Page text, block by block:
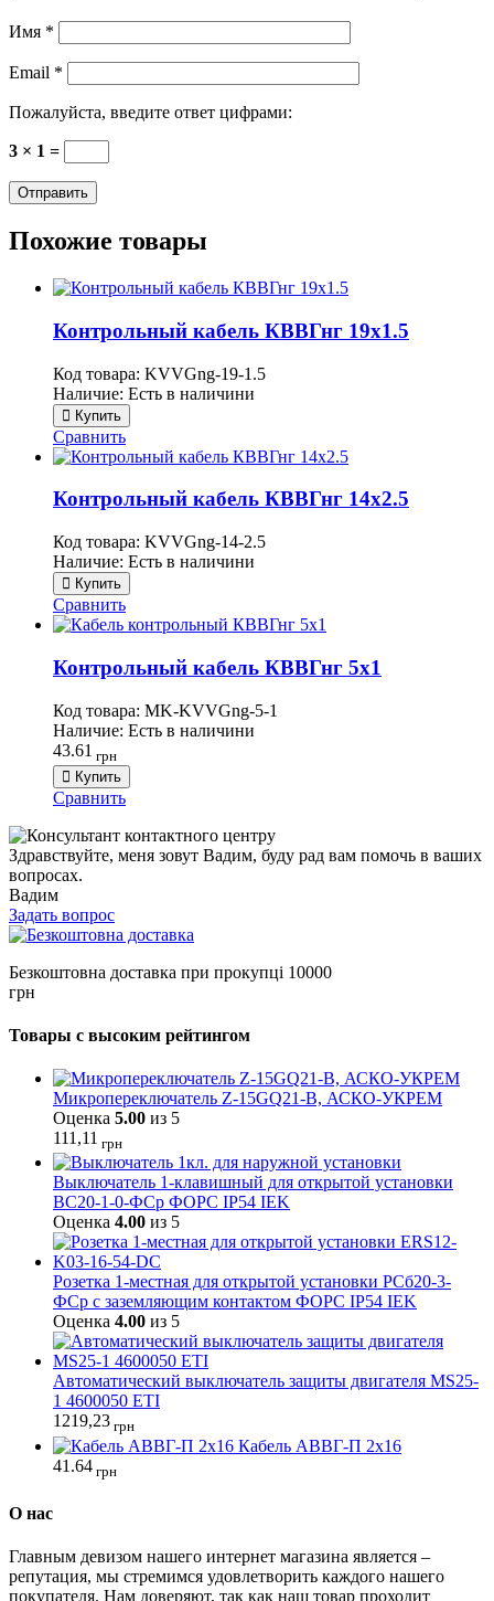
Имя *
Email *
Пожалуйста, введите ответ цифрами:
3 × 1 =
Похожие товары
Контрольный кабель КВВГнг 19х1.5
Код товара: KVVGng-19-1.5
Наличие: Есть в наличини
Купить
Сравнить
Контрольный кабель КВВГнг 14х2.5
Код товара: KVVGng-14-2.5
Наличие: Есть в наличини
Купить
Сравнить
Контрольный кабель КВВГнг 5х1
Код товара: MK-KVVGng-5-1
Наличие: Есть в наличини
43.61 грн
Купить
Сравнить
Здравствуйте, меня зовут Вадим, буду рад вам помочь в ваших
вопросах.
Вадим
Задать вопрос
Безкоштовна доставка при прокупці 10000
грн
Товары с высоким рейтингом
Микропереключатель Z-15GQ21-B, АСКО-УКРЕМ
Оценка 5.00 из 5
111,11 грн
Выключатель 1-клавишный для открытой установки
ВС20-1-0-ФСр ФОРС IP54 IEK
Оценка 4.00 из 5
Розетка 1-местная для открытой установки РСб20-3-
ФСр с заземляющим контактом ФОРС IP54 IEK
Оценка 4.00 из 5
Автоматический выключатель защиты двигателя MS25-
1 4600050 ETI
1219,23 грн
Кабель АВВГ-П 2х16
41.64 грн
О нас
Главным девизом нашего интернет магазина является –
репутация, мы стремимся удовлетворить каждого нашего
покупателя. Нам доверяют, так как наш товар проходит